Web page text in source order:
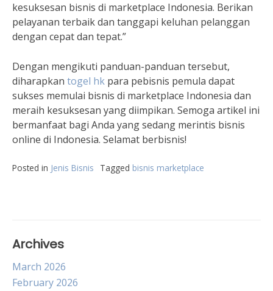
kesuksesan bisnis di marketplace Indonesia. Berikan
pelayanan terbaik dan tanggapi keluhan pelanggan
dengan cepat dan tepat.”
Dengan mengikuti panduan-panduan tersebut,
diharapkan togel hk para pebisnis pemula dapat
sukses memulai bisnis di marketplace Indonesia dan
meraih kesuksesan yang diimpikan. Semoga artikel ini
bermanfaat bagi Anda yang sedang merintis bisnis
online di Indonesia. Selamat berbisnis!
Posted in Jenis Bisnis Tagged bisnis marketplace
Archives
March 2026
February 2026